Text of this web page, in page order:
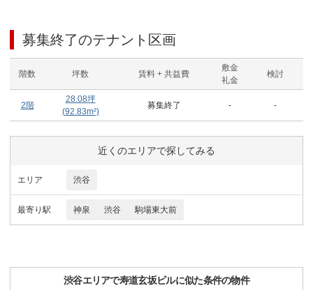
募集終了のテナント区画
階数 坪数 賃料 + 共益費
敷金
礼金
検討
2階
28.08坪
(92.83m²)
募集終了 - -
近くのエリアで探してみる
エリア 渋谷
最寄り駅 神泉 渋谷 駒場東大前
渋谷エリアで寿道玄坂ビルに似た条件の物件